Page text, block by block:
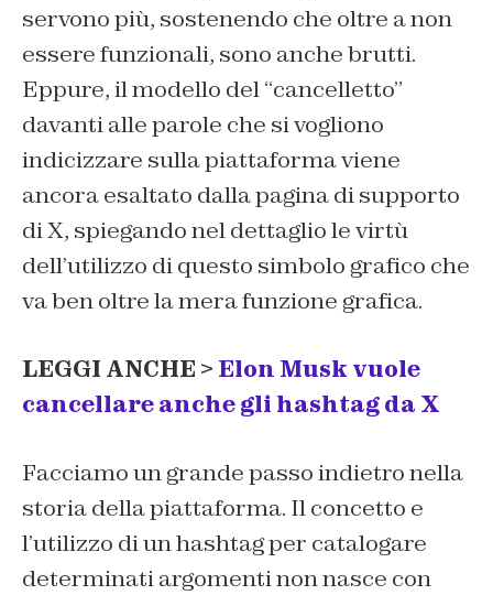
servono più, sostenendo che oltre a non
essere funzionali, sono anche brutti.
Eppure, il modello del “cancelletto”
davanti alle parole che si vogliono
indicizzare sulla piattaforma viene
ancora esaltato dalla pagina di supporto
di X, spiegando nel dettaglio le virtù
dell’utilizzo di questo simbolo grafico che
va ben oltre la mera funzione grafica.
LEGGI ANCHE > Elon Musk vuole
cancellare anche gli hashtag da X
Facciamo un grande passo indietro nella
storia della piattaforma. Il concetto e
l’utilizzo di un hashtag per catalogare
determinati argomenti non nasce con